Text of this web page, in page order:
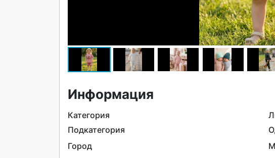
Информация
Категория
Подкатегория
Город